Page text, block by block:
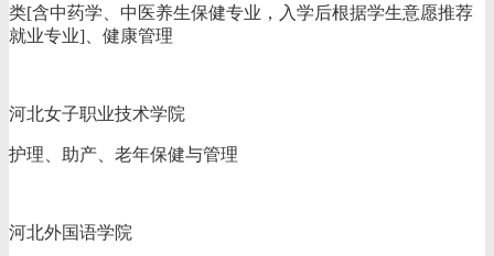
类[含中药学、中医养生保健专业，入学后根据学生意愿推荐
就业专业]、健康管理
河北女子职业技术学院
护理、助产、老年保健与管理
河北外国语学院